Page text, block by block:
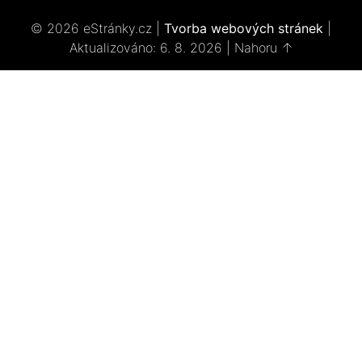
© 2026 eStránky.cz Tvorba webových stránek
Aktualizováno: 6. 8. 2026
Nahoru ↑